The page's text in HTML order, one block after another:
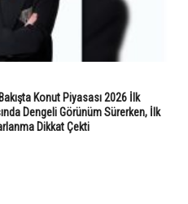
Konut Piyasası 2026 İlk
Dengeli Görünüm Sürerken, İlk
Dikkat Çekti